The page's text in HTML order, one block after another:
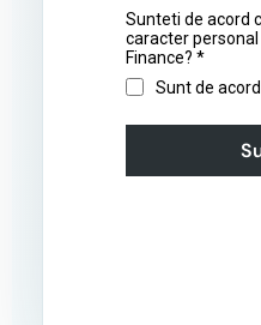
Sunteti de acord
caracter
Finance? *
Sunt de acord